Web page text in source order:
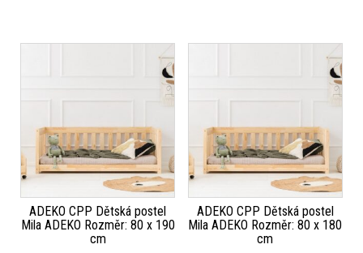
ADEKO CPP Dětská postel
Mila ADEKO Rozměr: 80 x 190
cm
ADEKO CPP Dětská postel
Mila ADEKO Rozměr: 80 x 180
cm